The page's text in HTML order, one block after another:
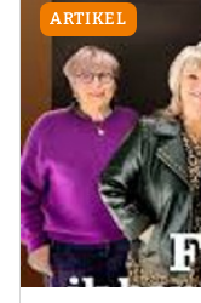
ARTIKEL